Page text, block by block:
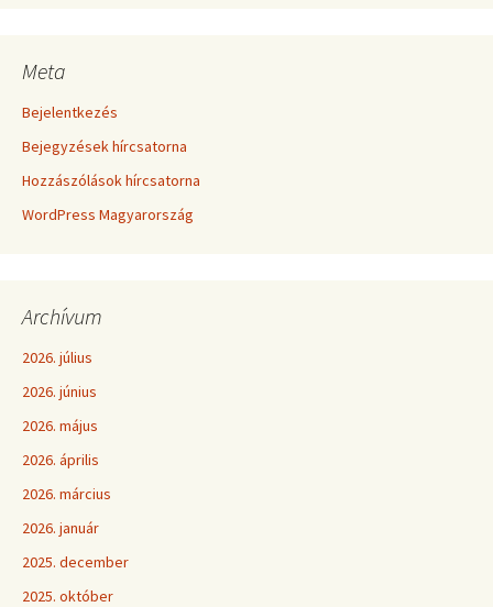
Meta
Bejelentkezés
Bejegyzések hírcsatorna
Hozzászólások hírcsatorna
WordPress Magyarország
Archívum
2026. július
2026. június
2026. május
2026. április
2026. március
2026. január
2025. december
2025. október